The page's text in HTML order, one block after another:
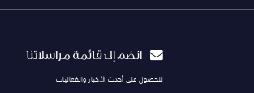
انضم إلى قائمة مراسلاتنا
للحصول على أحدث الأخبار والفعاليات